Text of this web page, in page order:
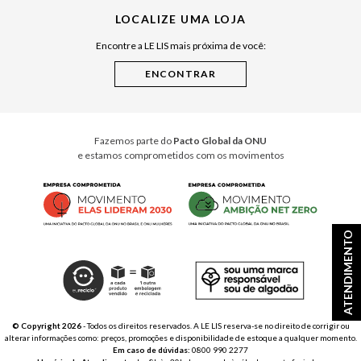
ATENDIMENTO
Cuidados Casa
LOCALIZE UMA LOJA
Encontre a LE LIS mais próxima de você:
Fazemos parte do Pacto Global da ONU
e estamos comprometidos com os movimentos
© Copyright 2026- Todos os direitos reservados. A LE LIS reserva-se no direito de corrigir ou
alterar informações como: preços, promoções e disponibilidade de estoque a qualquer momento.
Em caso de dúvidas: 0800 990 2277